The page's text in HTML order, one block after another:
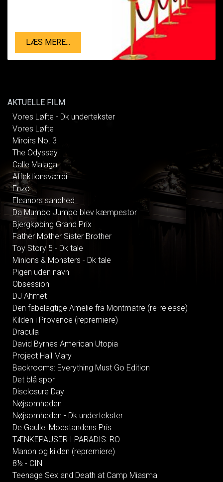
LÆS MERE...
AKTUELLE FILM
Vores Løfte - Dk undertekster
Vores Løfte
Miroirs No. 3
The Odyssey
Calle Malaga
Affektionsværdi
Enzo
Eleanors sandhed
Da Mumbo Jumbo blev kæmpestor
Bjergkøbing Grand Prix
Father Mother Sister Brother
Toy Story 5 - Dk tale
Minions & Monsters - Dk tale
Pigen uden navn
Obsession
DJ Ahmet
Den fabelagtige Amelie fra Montmatre (re-release)
Kilden i Provence (repremiere)
Dracula
David Byrnes American Utopia
Project Hail Mary
Backrooms: Everything Must Go Edition
Det blå spor
Disclosure Day
Nøjsomheden
Nøjsomheden - Dk undertekster
De Gaulle: Modstandens Pris
TÆNKEPAUSER I PARADIS: RO
Manon og kilden (repremiere)
8½ - CIN
Teenage Sex and Death at Camp Miasma